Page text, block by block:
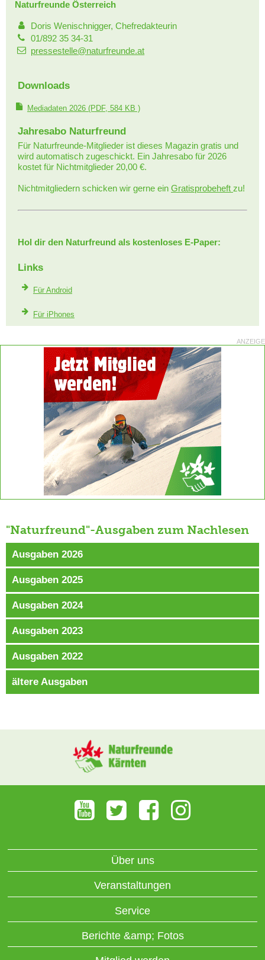
Naturfreunde Österreich
Doris Wenischnigger, Chefredakteurin
01/892 35 34-31
pressestelle@naturfreunde.at
Downloads
Mediadaten 2026 (PDF, 584 KB )
Jahresabo Naturfreund
Für Naturfreunde-Mitglieder ist dieses Magazin gratis und
wird automatisch zugeschickt. Ein Jahresabo für 2026
kostet für Nichtmitglieder 20,00 €.
Nichtmitgliedern schicken wir gerne ein Gratisprobeheft zu!
Hol dir den Naturfreund als kostenloses E-Paper:
Links
Für Android
Für iPhones
ANZEIGE
"Naturfreund"-Ausgaben zum Nachlesen
Ausgaben 2026
Ausgaben 2025
Ausgaben 2024
Ausgaben 2023
Ausgaben 2022
ältere Ausgaben
Über uns
Veranstaltungen
Service
Berichte &amp; Fotos